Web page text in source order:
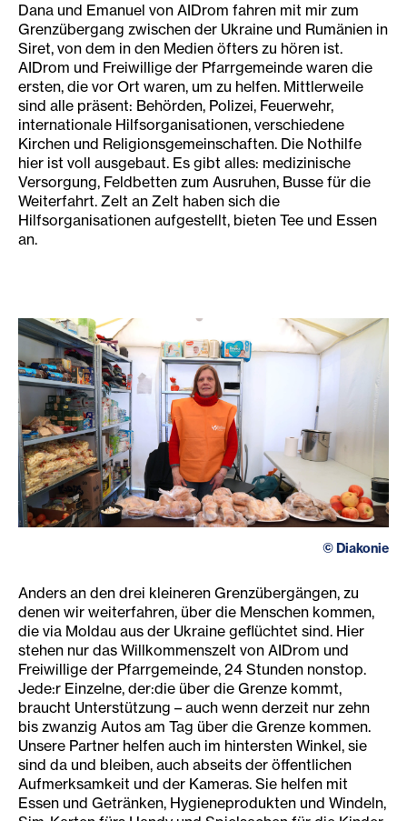
Dana und Emanuel von AIDrom fahren mit mir zum
Grenzübergang zwischen der Ukraine und Rumänien in
Siret, von dem in den Medien öfters zu hören ist.
AIDrom und Freiwillige der Pfarrgemeinde waren die
ersten, die vor Ort waren, um zu helfen. Mittlerweile
sind alle präsent: Behörden, Polizei, Feuerwehr,
internationale Hilfsorganisationen, verschiedene
Kirchen und Religionsgemeinschaften. Die Nothilfe
hier ist voll ausgebaut. Es gibt alles: medizinische
Versorgung, Feldbetten zum Ausruhen, Busse für die
Weiterfahrt. Zelt an Zelt haben sich die
Hilfsorganisationen aufgestellt, bieten Tee und Essen
an.
© Diakonie
Anders an den drei kleineren Grenzübergängen, zu
denen wir weiterfahren, über die Menschen kommen,
die via Moldau aus der Ukraine geflüchtet sind. Hier
stehen nur das Willkommenszelt von AIDrom und
Freiwillige der Pfarrgemeinde, 24 Stunden nonstop.
Jede:r Einzelne, der:die über die Grenze kommt,
braucht Unterstützung – auch wenn derzeit nur zehn
bis zwanzig Autos am Tag über die Grenze kommen.
Unsere Partner helfen auch im hintersten Winkel, sie
sind da und bleiben, auch abseits der öffentlichen
Aufmerksamkeit und der Kameras. Sie helfen mit
Essen und Getränken, Hygieneprodukten und Windeln,